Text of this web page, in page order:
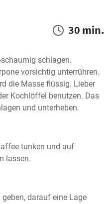
30 min.
schlagen.
vorsichtig unterrühren.
die Masse flüssig. Lieber
Kochlöffel benutzen. Das
und unterheben.
tunken und auf
lassen.
geben, darauf eine Lage